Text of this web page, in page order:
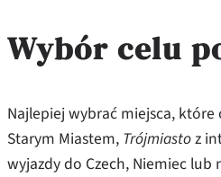
Wybór celu
Najlepiej wybrać miejsca,
Starym Miastem, Trójmiastoz
wyjazdy do Czech, Niemiec lub